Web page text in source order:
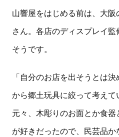
山響屋をはじめる前は、大阪
さん。各店のディスプレイ
そうです。
「自分のお店を出そうとは
から郷土玩具に絞って考えて
元々、木彫りのお面とか食
が好きだったので、民芸品か